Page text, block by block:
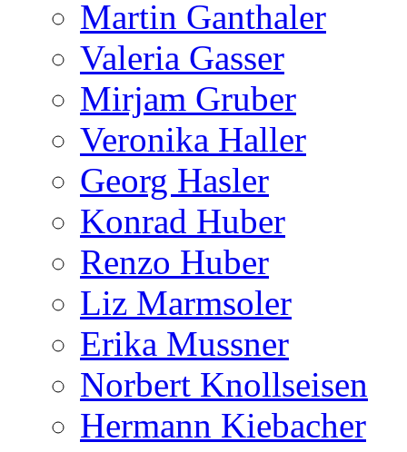
Martin Ganthaler
Valeria Gasser
Mirjam Gruber
Veronika Haller
Georg Hasler
Konrad Huber
Renzo Huber
Liz Marmsoler
Erika Mussner
Norbert Knollseisen
Hermann Kiebacher